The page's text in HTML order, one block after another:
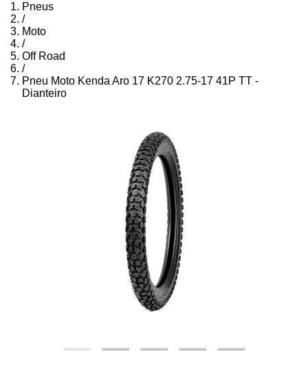
Pneus
/
Moto
/
Off Road
/
Pneu Moto Kenda Aro 17 K270 2.75-17 41P TT -
Dianteiro